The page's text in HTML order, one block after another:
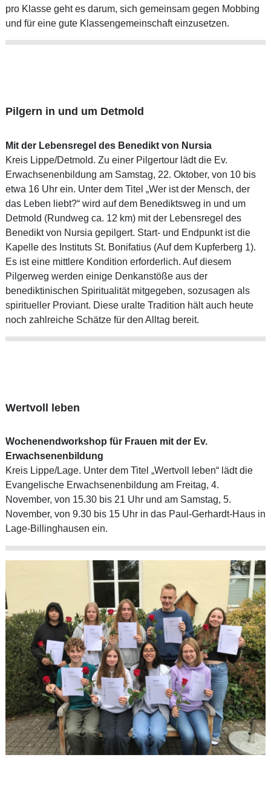
pro Klasse geht es darum, sich gemeinsam gegen Mobbing
und für eine gute Klassengemeinschaft einzusetzen.
Pilgern in und um Detmold
Mit der Lebensregel des Benedikt von Nursia
Kreis Lippe/Detmold. Zu einer Pilgertour lädt die Ev.
Erwachsenenbildung am Samstag, 22. Oktober, von 10 bis
etwa 16 Uhr ein. Unter dem Titel „Wer ist der Mensch, der
das Leben liebt?“ wird auf dem Benediktsweg in und um
Detmold (Rundweg ca. 12 km) mit der Lebensregel des
Benedikt von Nursia gepilgert. Start- und Endpunkt ist die
Kapelle des Instituts St. Bonifatius (Auf dem Kupferberg 1).
Es ist eine mittlere Kondition erforderlich. Auf diesem
Pilgerweg werden einige Denkanstöße aus der
benediktinischen Spiritualität mitgegeben, sozusagen als
spiritueller Proviant. Diese uralte Tradition hält auch heute
noch zahlreiche Schätze für den Alltag bereit.
Wertvoll leben
Wochenendworkshop für Frauen mit der Ev.
Erwachsenenbildung
Kreis Lippe/Lage. Unter dem Titel „Wertvoll leben“ lädt die
Evangelische Erwachsenenbildung am Freitag, 4.
November, von 15.30 bis 21 Uhr und am Samstag, 5.
November, von 9.30 bis 15 Uhr in das Paul-Gerhardt-Haus in
Lage-Billinghausen ein.